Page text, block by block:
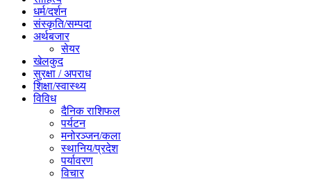
धर्म/दर्शन
संस्कृति/सम्पदा
अर्थबजार
सेयर
खेलकुद
सुरक्षा / अपराध
शिक्षा/स्वास्थ्य
विविध
दैनिक राशिफल
पर्यटन
मनोरञ्जन/कला
स्थानिय/प्रदेश
पर्यावरण
विचार